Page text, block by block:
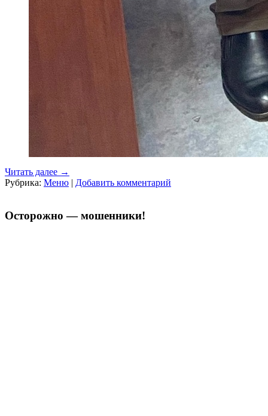
Читать далее →
Рубрика: Меню | Добавить комментарий
Осторожно — мошенники!